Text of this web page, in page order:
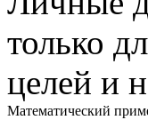
только
целей и
Математический